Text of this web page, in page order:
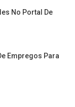
No Portal De
Empregos Para